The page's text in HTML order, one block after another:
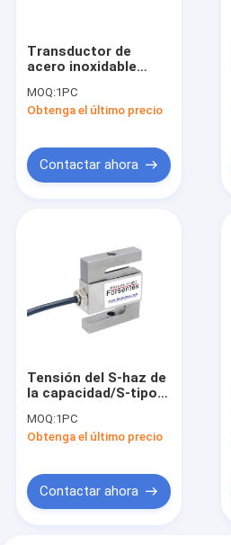
Transductor de
acero inoxidable
sensor 500kg 300kg
200kg 100kg de la
MOQ:1PC
Obtenga el último precio
Contactar ahora
Tensión del S-haz de
la capacidad/S-tipo
la célula PT4000 de
la carga de
MOQ:1PC
Obtenga el último precio
Contactar ahora